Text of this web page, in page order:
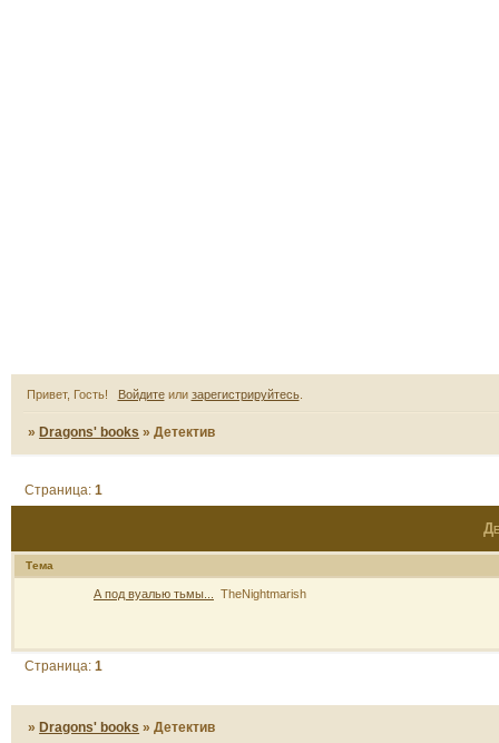
Привет, Гость! Войдитеили зарегистрируйтесь.
»Dragons' books »Детектив
Страница:1
Тема
А под вуалью тьмы... TheNightmarish
Страница:1
» Dragons' books »Детектив